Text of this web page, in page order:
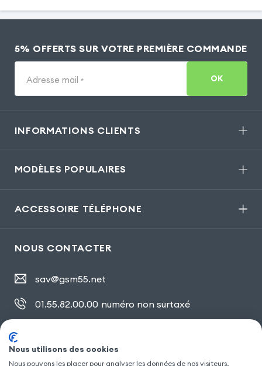
5% OFFERTS SUR VOTRE PREMIÈRE COMMANDE
Adresse mail * OK
INFORMATIONS CLIENTS
MODÈLES POPULAIRES
ACCESSOIRE TÉLÉPHONE
NOUS CONTACTER
sav@gsm55.net
01.55.82.00.00 numéro non surtaxé
Nous utilisons des cookies
Nous pouvons les placer pour analyser les données de nos visiteurs,